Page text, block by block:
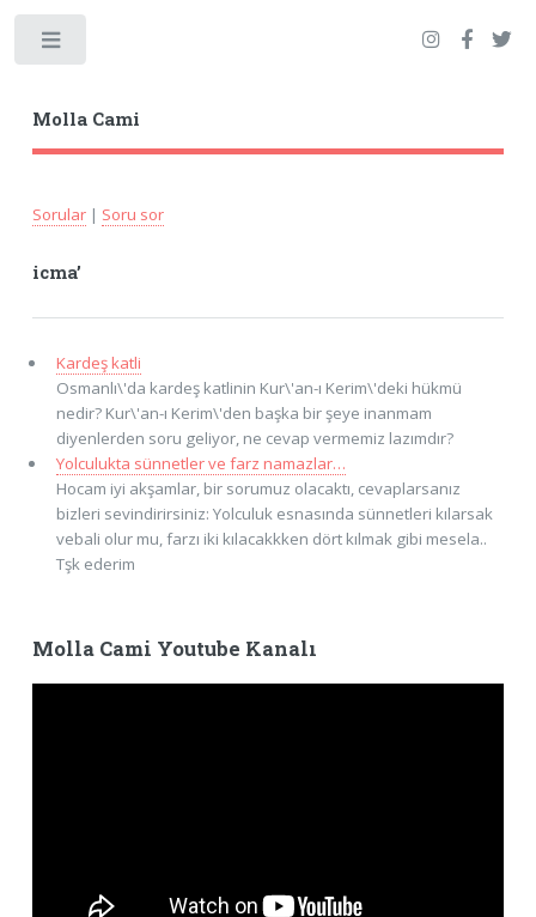
Molla Cami
Sorular| Soru sor
icma’
Kardeş katli
Osmanlı\'da kardeş katlinin Kur\'an-ı Kerim\'deki hükmü
nedir? Kur\'an-ı Kerim\'den başka bir şeye inanmam
diyenlerden soru geliyor, ne cevap vermemiz lazımdır?
Yolculukta sünnetler ve farz namazlar…
Hocam iyi akşamlar, bir sorumuz olacaktı, cevaplarsanız
bizleri sevindirirsiniz: Yolculuk esnasında sünnetleri kılarsak
vebali olur mu, farzı iki kılacakkken dört kılmak gibi mesela..
Tşk ederim
Molla Cami Youtube Kanalı